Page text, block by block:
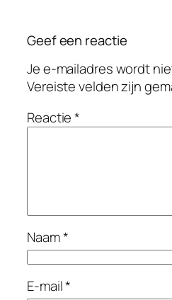
Geef een reactie
Je e-mailadres wordt
Vereiste velden zijn
Reactie*
Naam*
E-mail*